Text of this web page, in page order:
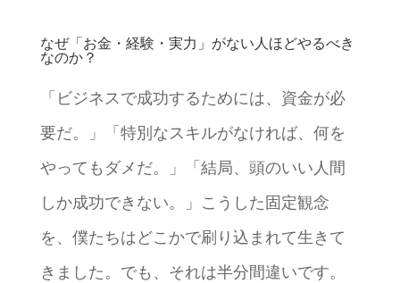
なぜ「お金・経験・実力」がない人ほどやるべき
なのか？
「ビジネスで成功するためには、資金が必
要だ。」「特別なスキルがなければ、何を
やってもダメだ。」「結局、頭のいい人間
しか成功できない。」こうした固定観念
を、僕たちはどこかで刷り込まれて生きて
きました。でも、それは半分間違いです。